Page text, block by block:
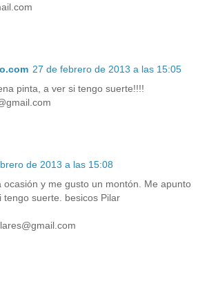
27 de febrero de 2013 a las 15:05
pinta, a ver si tengo suerte!!!!
de 2013 a las 15:08
ocasión y me gusto un montón. Me apunto
tengo suerte. besicos Pilar